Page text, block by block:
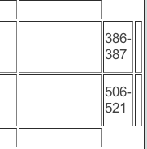
386-
387
506-
521